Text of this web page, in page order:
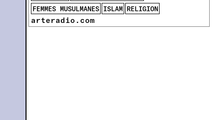
FEMMES MUSULMANES ISLAM RELIGION
arteradio.com